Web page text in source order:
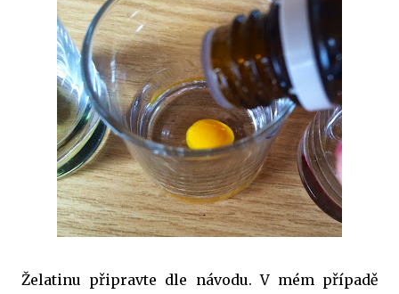
Želatinu připravte dle návodu. V mém případě